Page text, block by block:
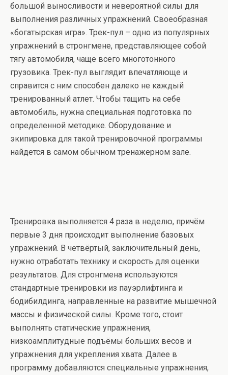
большой выносливости и невероятной силы для
выполнения различных упражнений. Своеобразная
«богатырская игра». Трек-пул – одно из популярных
упражнений в стронгмене, представляющее собой
тягу автомобиля, чаще всего многотонного
грузовика. Трек-пул выглядит впечатляюще и
справится с ним способен далеко не каждый
тренированный атлет. Чтобы тащить на себе
автомобиль, нужна специальная подготовка по
определенной методике. Оборудование и
экипировка для такой тренировочной программы
найдется в самом обычном тренажерном зале.
Тренировка выполняется 4 раза в неделю, причём
первые 3 дня происходит выполнение базовых
упражнений. В четвёртый, заключительный день,
нужно отработать технику и скорость для оценки
результатов. Для стронгмена используются
стандартные тренировки из пауэрлифтинга и
бодибилдинга, направленные на развитие мышечной
массы и физической силы. Кроме того, стоит
выполнять статические упражнения,
низкоамплитудные подъёмы больших весов и
упражнения для укрепления хвата. Далее в
программу добавляются специальные упражнения,